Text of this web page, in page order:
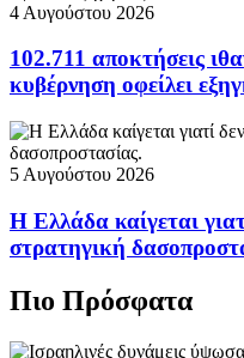
4 Αυγούστου 2026
102.711 αποκτήσεις
κυβέρνηση οφείλει
5 Αυγούστου 2026
Η Ελλάδα καίγεται
στρατηγική
Πιο Πρόσφατα